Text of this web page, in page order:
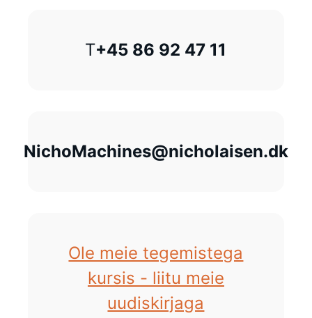
T+45 86 92 47 11
NichoMachines@nicholaisen.dk
Ole meie tegemistega
kursis - liitu meie
uudiskirjaga